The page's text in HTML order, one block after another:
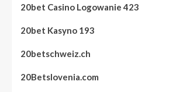
20bet Casino Logowanie 423
20bet Kasyno 193
20betschweiz.ch
20Betslovenia.com